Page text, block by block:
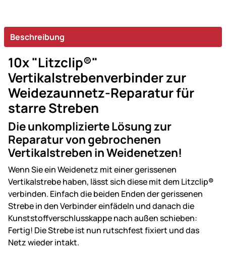
Beschreibung
10x "Litzclip®"
Vertikalstrebenverbinder zur
Weidezaunnetz-Reparatur für
starre Streben
Die unkomplizierte Lösung zur
Reparatur von gebrochenen
Vertikalstreben in Weidenetzen!
Wenn Sie ein Weidenetz mit einer gerissenen
Vertikalstrebe haben, lässt sich diese mit dem Litzclip®
verbinden. Einfach die beiden Enden der gerissenen
Strebe in den Verbinder einfädeln und danach die
Kunststoffverschlusskappe nach außen schieben:
Fertig! Die Strebe ist nun rutschfest fixiert und das
Netz wieder intakt.